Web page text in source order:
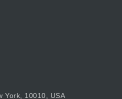
York, 10010, USA